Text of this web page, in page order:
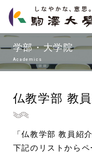
学部・大学院
Academics
仏教学部 教
「仏教学部 教員紹
下記のリストからペ